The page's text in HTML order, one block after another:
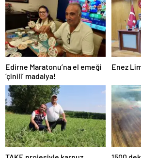
Edirne Maratonu’na el emeği
‘çinili’ madalya!
Enez